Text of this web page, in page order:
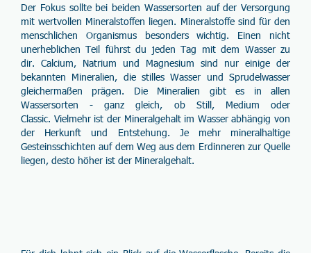
Der Fokus sollte bei beiden Wassersorten auf der Versorgung
mit wertvollen Mineralstoffen liegen. Mineralstoffesind für den
menschlichen Organismus besonders wichtig. Einen nicht
unerheblichen Teil führst du jeden Tag mit dem Wasser zu
dir. Calcium, Natrium und Magnesium sind nur einige der
bekannten Mineralien, die stilles Wasser und Sprudelwasser
gleichermaßen prägen. Die Mineralien gibt es in allen
Wassersorten - ganz gleich, ob Still, Medium oder
Classic. Vielmehr ist der Mineralgehaltim Wasser abhängig von
der Herkunft und Entstehung. Je mehr mineralhaltige
Gesteinsschichten auf dem Weg aus dem Erdinneren zur Quelle
liegen, desto höher ist der Mineralgehalt.